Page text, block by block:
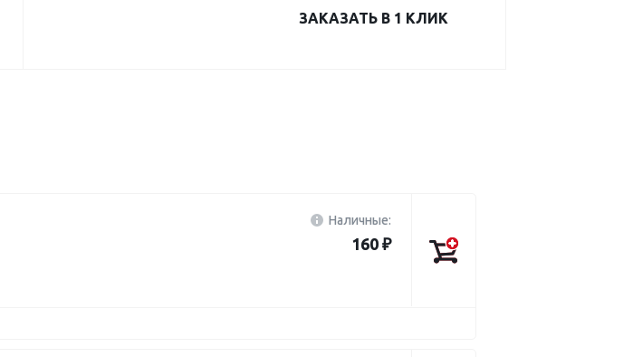
ЗАКАЗАТЬ В 1 КЛИК
Наличные:
160 ₽